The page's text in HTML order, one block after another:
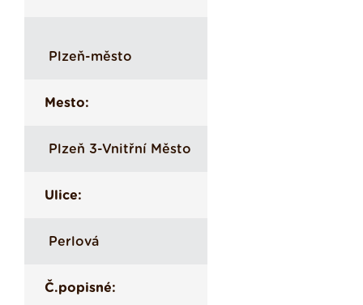
Plzeň-město
Mesto:
Plzeň 3-Vnitřní Město
Ulice:
Perlová
Č.popisné: